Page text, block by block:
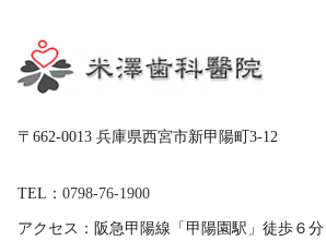
〒662-0013 兵庫県西宮市新甲陽町3-12
TEL： 0798-76-1900
アクセス： 阪急甲陽線「甲陽園駅」徒歩６分